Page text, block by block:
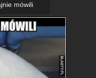
mówili